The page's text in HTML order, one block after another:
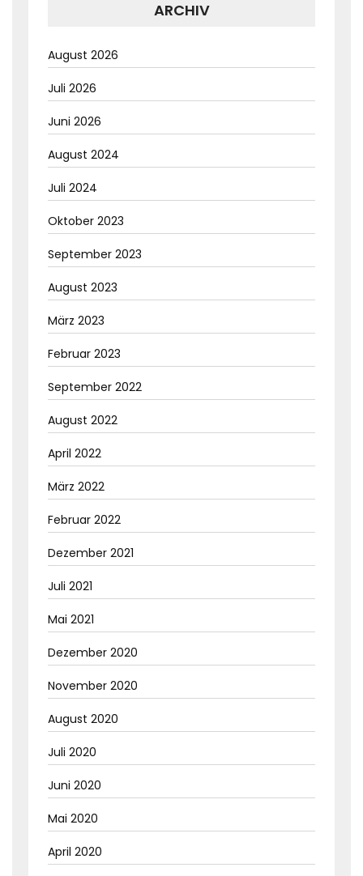
ARCHIV
August 2026
Juli 2026
Juni 2026
August 2024
Juli 2024
Oktober 2023
September 2023
August 2023
März 2023
Februar 2023
September 2022
August 2022
April 2022
März 2022
Februar 2022
Dezember 2021
Juli 2021
Mai 2021
Dezember 2020
November 2020
August 2020
Juli 2020
Juni 2020
Mai 2020
April 2020